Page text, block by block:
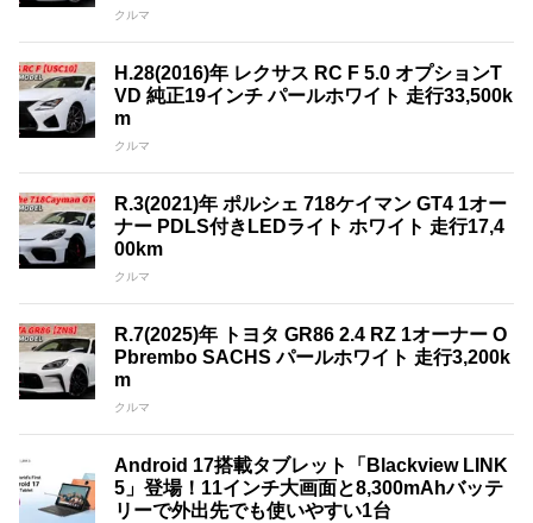
クルマ
H.28(2016)年 レクサス RC F 5.0 オプションT
VD 純正19インチ パールホワイト 走行33,500k
m
クルマ
R.3(2021)年 ポルシェ 718ケイマン GT4 1オー
ナー PDLS付きLEDライト ホワイト 走行17,4
00km
クルマ
R.7(2025)年 トヨタ GR86 2.4 RZ 1オーナー O
Pbrembo SACHS パールホワイト 走行3,200k
m
クルマ
Android 17搭載タブレット「Blackview LINK
5」登場！11インチ大画面と8,300mAhバッテ
リーで外出先でも使いやすい1台